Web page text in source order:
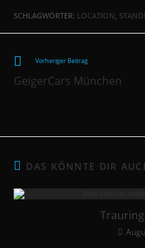
SCHLAGWÖRTER: LOCATION
Vorheriger Beitrag
GeigerCars München
DAS KÖNNTE DIR